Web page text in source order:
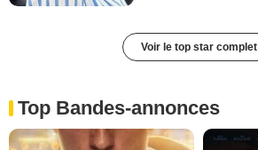
Voir le top star complet
Top Bandes-annonces